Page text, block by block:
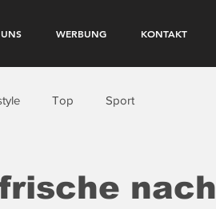
WERBUNG KONTAKT
Top Sport
nach